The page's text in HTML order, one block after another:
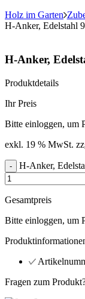
Holz im Garten
H-Anker, Edelstahl
H-Anker,
Produktdetails
Ihr Preis
Bitte einloggen, um
exkl. 19 % MwSt.
- H-Anker,
Gesamtpreis
Bitte einloggen, um
Fragen zum